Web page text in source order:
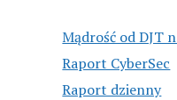
Mądrość od DJT
Raport CyberSec
Raport dzienny